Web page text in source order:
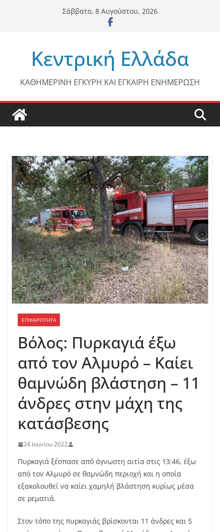
Σάββατο, 8 Αυγούστου, 2026
Κεντρική Ελλάδα
ΚΑΘΗΜΕΡΙΝΗ ΕΓΚΥΡΗ ΚΑΙ ΕΓΚΑΙΡΗ ΕΝΗΜΕΡΩΣΗ
ΕΠΙΚΑΙΡΟΤΗΤΑ
Βόλος: Πυρκαγιά έξω
από τον Αλμυρό – Καίει
θαμνώδη βλάστηση – 11
άνδρες στην μάχη της
κατάσβεσης
24 Ιουνίου 2022
Πυρκαγιά ξέσπασε από άγνωστη αιτία στις 13:46, έξω
από τον Αλμυρό σε θαμνώδη περιοχή και η οποία
εξακολουθεί να καίει χαμηλή βλάστηση κυρίως μέσα
σε ρεματιά.
Στον τόπο της πυρκαγιάς βρίσκονται 11 άνδρες και 5